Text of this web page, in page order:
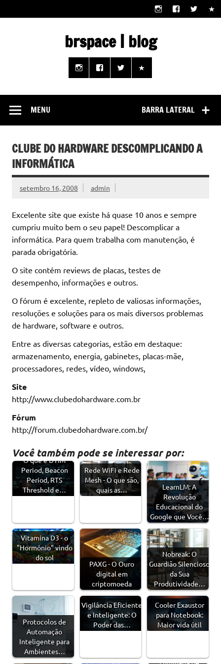
content
brspace | blog
Descubra como a tecnologia pode melhorar sua vida |
Junte-se a nós rumo a um futuro em que o útil e prático
estão ao seu alcance!
BARRA LATERAL
MENU
CLUBE DO HARDWARE DESCOMPLICANDO A
INFORMÁTICA
setembro 16, 2008 admin
Excelente site que existe há quase 10 anos e sempre
cumpriu muito bem o seu papel! Descomplicar a
informática. Para quem trabalha com manutenção, é
parada obrigatória.
O site contém reviews de placas, testes de
desempenho, informações e outros.
O fórum é excelente, repleto de valiosas informações,
resoluções e soluções para os mais diversos problemas
de hardware, software e outros.
Entre as diversas categorias, estão em destaque:
armazenamento, energia, gabinetes, placas-mãe,
processadores, redes, vídeo, windows,
Site
http://www.clubedohardware.com.br
Fórum
http://forum.clubedohardware.com.br/
Você também pode se interessar por:
O que é DTIM
Period, Beacon
Period, RTS
Threshold e…
Rede WiFi e Rede
Mesh - O que são,
quais as…
LearnLM: A
Revolução
Educacional do
Google que Você…
Vitamina D3 - o
"Hormônio" vindo
do sol
PAXG - O Ouro
digital em
criptomoeda
Nobreak: O
Guardião Silencioso
da Sua
Produtividade…
Protocolos de
Automação
Inteligente para
Ambientes…
Vigilância Eficiente
e Inteligente: O
Poder das…
Cooler Exaustor
para Notebook:
Maior vida útil